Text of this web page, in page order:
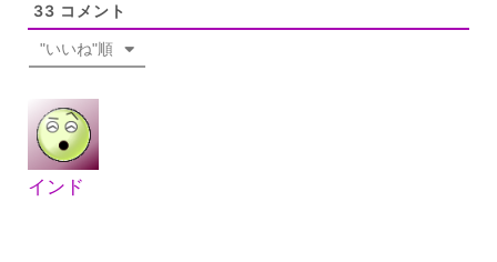
33 コメント
"いいね"順
インド